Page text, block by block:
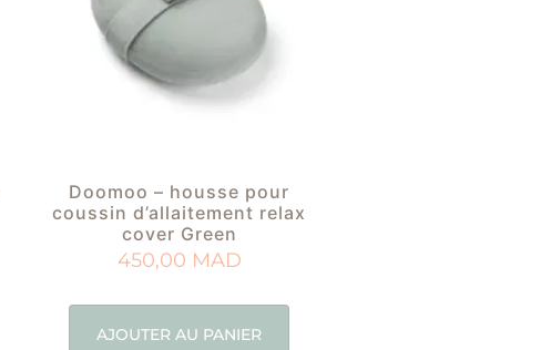
Doomoo – housse pour
coussin d’allaitement relax
cover Green
450,00 MAD
AJOUTER AU PANIER